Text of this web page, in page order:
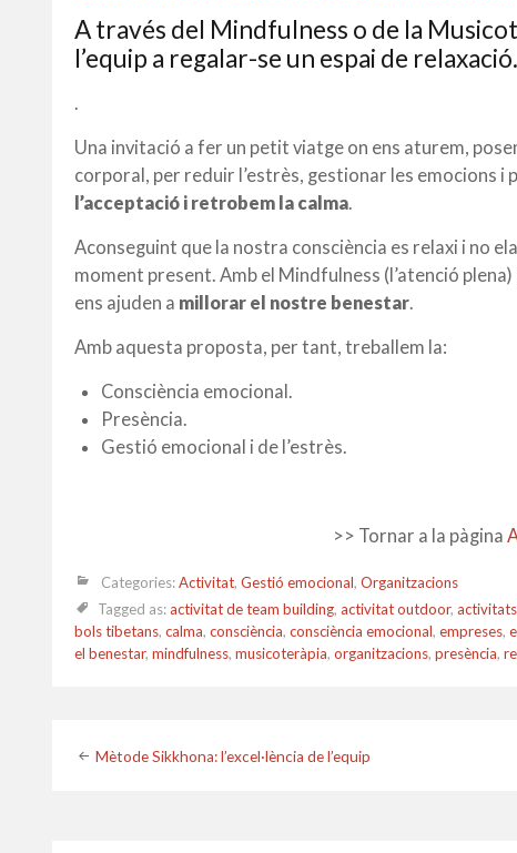
A través del Mindfulness o de la
l’equip a regalar-se un espai de relaxació.
.
Una invitació a fer un petit viatge on ens aturem,
corporal, per reduir l’estrès, gestionar les emocions i
l’acceptació i retrobem la calma.
Aconseguint que la nostra consciència es relaxi i no
moment present. Amb el Mindfulness (l’atenció
ens ajuden a millorar el nostre benestar.
Amb aquesta proposta, per tant, treballem la:
Consciència emocional.
Presència.
Gestió emocional i de l’estrès.
>> Tornar a la pàgina
Categories:Activitat, Gestió emocional, Organitzacions
Tagged as:activitat de team building, activitat outdoor,
bols tibetans, calma, consciència, consciència emocional, empreses,
el benestar, mindfulness, musicoteràpia, organitzacions, presència,
Post
Mètode Sikkhona: l’excel·lència de l’equip